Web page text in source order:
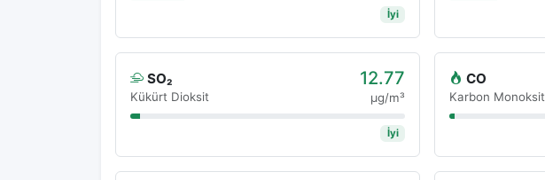
İyi
SO₂
Kükürt Dioksit
12.77
μg/m³
İyi
CO
Karbon Monoksit